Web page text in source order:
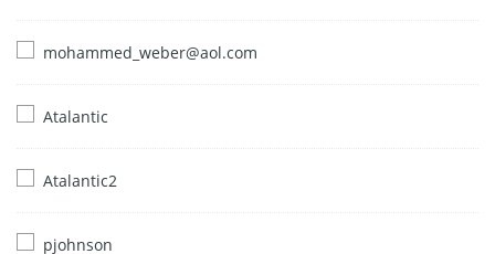
mohammed_weber@aol.com
Atalantic
Atalantic2
pjohnson